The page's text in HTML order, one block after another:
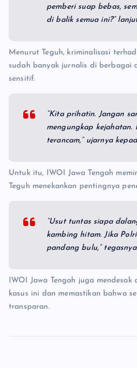
pemberi suap bebas,
di balik semua ini?”
Menurut Teguh, kriminalisasi
sudah banyak jurnalis di berbagai
sensitif.
“Kita prihatin. Jangan
mengungkap kejahatan.
terancam,” ujarnya
Untuk itu, IWOI Jawa Tengah
Teguh menekankan pentingnya
“Usut tuntas siapa
kambing hitam. Jika
pandang bulu,”
IWOI Jawa Tengah juga
kasus ini dan memastikan bahwa
transparan.